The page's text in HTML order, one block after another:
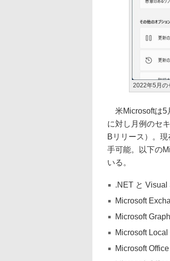
2022年5月の
米Microsoftは5
に対し月例のセ
Bリリース）。
手可能。以下の
いる。
.NET と Visual
Microsoft
Microsoft
Microsoft
Microsoft Office